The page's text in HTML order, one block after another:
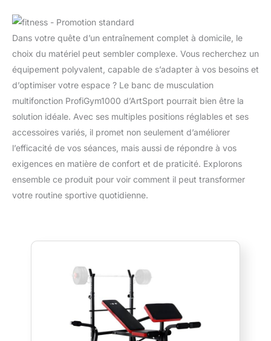
Dans votre quête d’un entraînement complet à domicile, le
choix du matériel peut sembler complexe. Vous recherchez un
équipement polyvalent, capable de s’adapter à vos besoins et
d’optimiser votre espace ? Le banc de musculation
multifonction ProfiGym1000 d’ArtSport pourrait bien être la
solution idéale. Avec ses multiples positions réglables et ses
accessoires variés, il promet non seulement d’améliorer
l’efficacité de vos séances, mais aussi de répondre à vos
exigences en matière de confort et de praticité. Explorons
ensemble ce produit pour voir comment il peut transformer
votre routine sportive quotidienne.